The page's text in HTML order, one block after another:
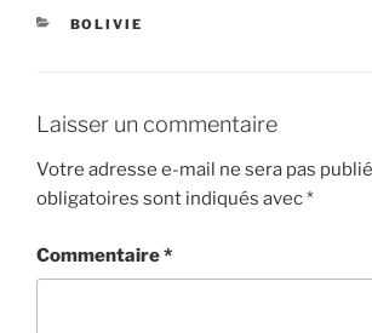
CATÉGORIES
BOLIVIE
Laisser un commentaire
Votre adresse e-mail ne sera pas
obligatoires sont indiqués avec*
Commentaire*